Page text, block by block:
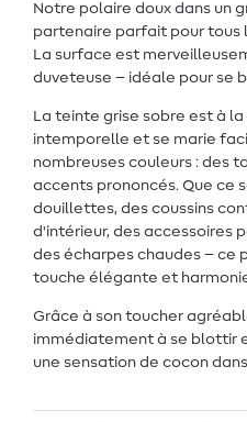
Notre polaire doux dans un
partenaire parfait pour tous
La surface est
duveteuse – idéale pour se
La teinte grise sobre est à
intemporelle et se marie
nombreuses couleurs : des
accents prononcés. Que ce
douillettes, des coussins
d'intérieur, des accessoires
des écharpes chaudes – ce
touche élégante et
Grâce à son toucher
immédiatement à se blottir
une sensation de cocon